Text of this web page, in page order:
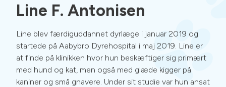
Line F. Antonisen
Line blev færdiguddannet dyrlæge i januar 2019 og
startede på Aabybro Dyrehospital i maj 2019. Line er
at finde på klinikken hvor hun beskæftiger sig primært
med hund og kat, men også med glæde kigger på
kaniner og små gnavere. Under sit studie var hun ansat